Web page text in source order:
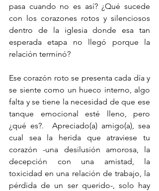
pasa cuando no es así? ¿Qué sucede
con los corazones rotos y silenciosos
dentro de la iglesia donde esa tan
esperada etapa no llegó porque la
relación terminó?
Ese corazón roto se presenta cada día y
se siente como un hueco interno, algo
falta y se tiene la necesidad de que ese
tanque emocional esté lleno, pero
¿qué es?.  Apreciado(a) amigo(a), sea
cual sea la herida que atraviese tu
corazón -una desilusión amorosa, la
decepción con una amistad, la
toxicidad en una relación de trabajo, la
pérdida de un ser querido-, solo hay